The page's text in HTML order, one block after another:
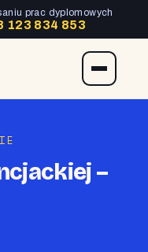
prac dyplomowych
123 834 853
–